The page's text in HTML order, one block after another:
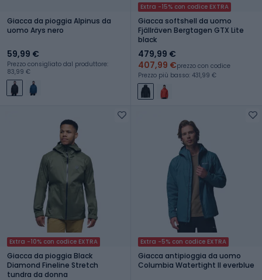
Giacca da pioggia Alpinus da
uomo Arys nero
59,99 €
Prezzo consigliato dal produttore:
83,99 €
Extra -15% con codice EXTRA
Giacca softshell da uomo
Fjällräven Bergtagen GTX Lite
black
479,99 €
407,99 €prezzo con codice
Prezzo più basso: 431,99 €
Extra -10% con codice EXTRA
Giacca da pioggia Black
Diamond Fineline Stretch
tundra da donna
Extra -5% con codice EXTRA
Giacca antipioggia da uomo
Columbia Watertight II everblue